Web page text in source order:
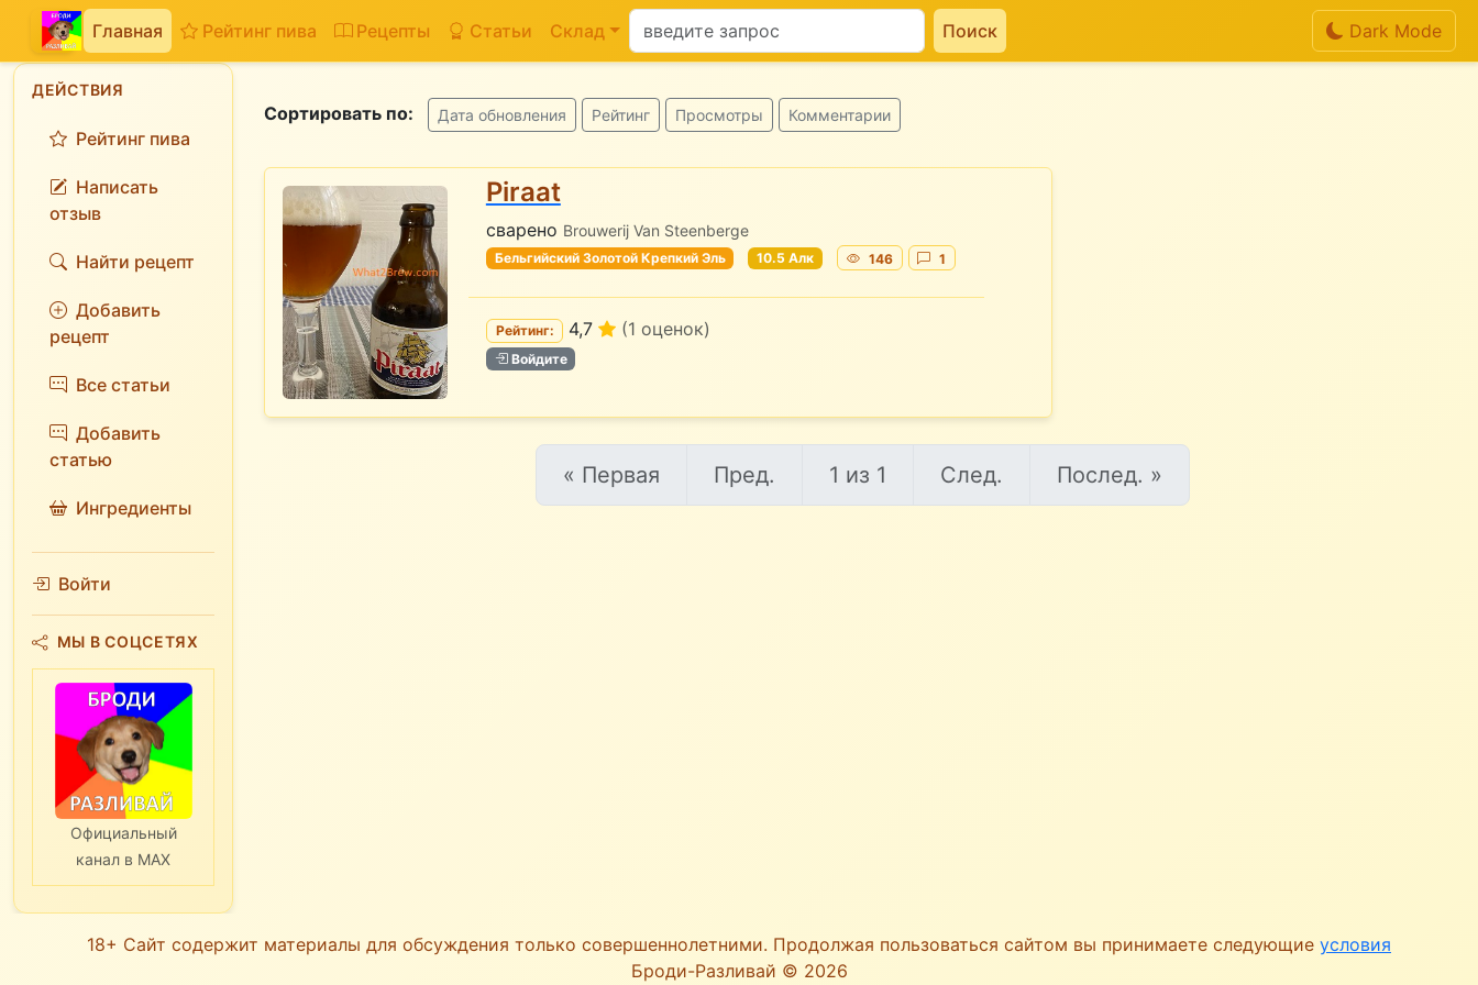
Главная Рейтинг пива Рецепты Статьи Склад Поиск Dark Mode
ДЕЙСТВИЯ
Рейтинг пива
Написать
отзыв
Найти рецепт
Добавить
рецепт
Все статьи
Добавить
статью
Ингредиенты
Войти
МЫ В СОЦСЕТЯХ
Официальный
канал в MAX
Сортировать по: Дата обновления Рейтинг Просмотры Комментарии
Piraat
сварено Brouwerij Van Steenberge
Бельгийский Золотой Крепкий Эль 10.5 Алк 146 1
Рейтинг: 4,7 (1 оценок)
Войдите
« Первая Пред. 1 из 1 След. Послед. »
18+ Сайт содержит материалы для обсуждения только совершеннолетними. Продолжая пользоваться сайтом вы принимаете следующие условия
Броди-Разливай © 2026